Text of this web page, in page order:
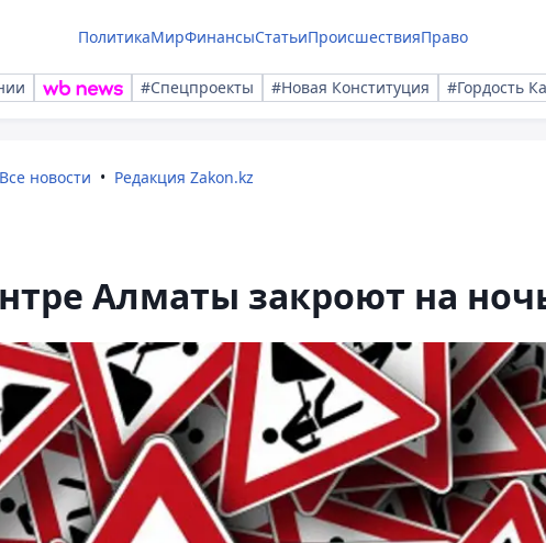
ПолитикаМирФинансыСтатьиПроисшествияПраво
#Спецпроекты #Новая Конституция #Гордость
Все новости Редакция Zakon.kz
Алматы закроют на